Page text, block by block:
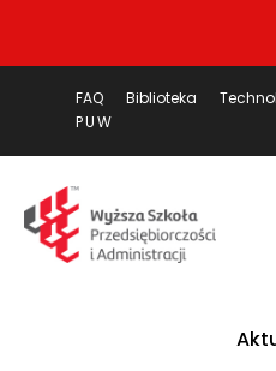
FAQ Biblioteka
PUW